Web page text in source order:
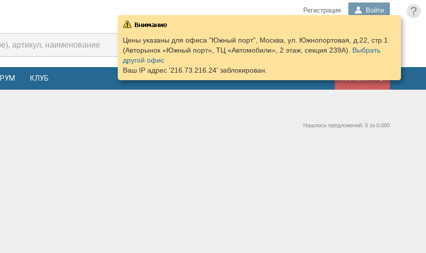
?
Регистрация Войти
КОРЗИНА
ПОДОБРАТЬ
ЗАПЧАСТИ
КЛУБ
Цены указаны для офиса "Южный порт", Москва, ул. Южнопортовая, д.22, стр.1
(Авторынок «Южный порт», ТЦ «Автомобили», 2 этаж, секция 239А). Выбрать
другой офис
Ваш IP адрес '216.73.216.24' заблокирован.
Нашлось предложений: 0 за 0.000